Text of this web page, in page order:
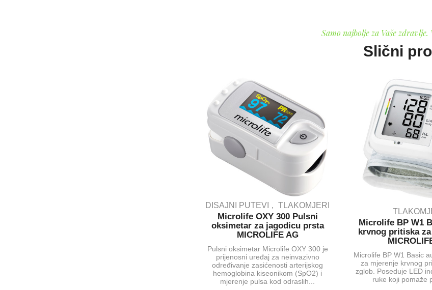
Samo najbolje za Vaše zdravlje.
Slični
DISAJNI PUTEVI TLAKOMJERI
Microlife OXY 300 Pulsni
oksimetar za jagodicu prsta
MICROLIFE AG
Pulsni oksimetar Microlife OXY 300 je
prijenosni uređaj za neinvazivno
određivanje zasićenosti arterijskog
hemoglobina kiseonikom (SpO2) i
mjerenje pulsa kod odraslih...
Microlife BP W1
krvnog pritiska
Microlife BP W1 Basic
za mjerenje krvnog
zglob. Poseduje LED
ruke koji pomaže